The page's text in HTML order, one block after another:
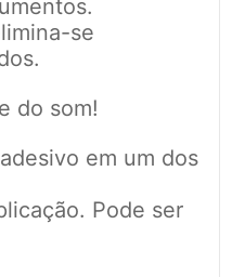
se
do som!
em um dos
Pode ser